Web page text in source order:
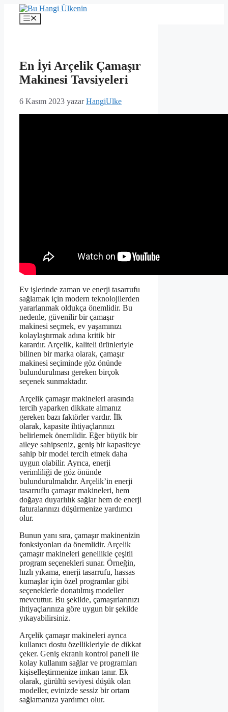
İçeriğe
Menü
En İyi Arçelik Çamaşır
Makinesi Tavsiyeleri
6 Kasım 2023 yazarHangiUlke
Ev işlerinde zaman ve enerji tasarrufu
sağlamak için modern teknolojilerden
yararlanmak oldukça önemlidir. Bu
nedenle, güvenilir bir çamaşır
makinesi seçmek, ev yaşamınızı
kolaylaştırmak adına kritik bir
karardır. Arçelik, kaliteli ürünleriyle
bilinen bir marka olarak, çamaşır
makinesi seçiminde göz önünde
bulundurulması gereken birçok
seçenek sunmaktadır.
Arçelik çamaşır makineleri arasında
tercih yaparken dikkate almanız
gereken bazı faktörler vardır. İlk
olarak, kapasite ihtiyaçlarınızı
belirlemek önemlidir. Eğer büyük bir
aileye sahipseniz, geniş bir kapasiteye
sahip bir model tercih etmek daha
uygun olabilir. Ayrıca, enerji
verimliliği de göz önünde
bulundurulmalıdır. Arçelik’in enerji
tasarruflu çamaşır makineleri, hem
doğaya duyarlılık sağlar hem de enerji
faturalarınızı düşürmenize yardımcı
olur.
Bunun yanı sıra, çamaşır makinenizin
fonksiyonları da önemlidir. Arçelik
çamaşır makineleri genellikle çeşitli
program seçenekleri sunar. Örneğin,
hızlı yıkama, enerji tasarrufu, hassas
kumaşlar için özel programlar gibi
seçeneklerle donatılmış modeller
mevcuttur. Bu şekilde, çamaşırlarınızı
ihtiyaçlarınıza göre uygun bir şekilde
yıkayabilirsiniz.
Arçelik çamaşır makineleri ayrıca
kullanıcı dostu özellikleriyle de dikkat
çeker. Geniş ekranlı kontrol paneli ile
kolay kullanım sağlar ve programları
kişiselleştirmenize imkan tanır. Ek
olarak, gürültü seviyesi düşük olan
modeller, evinizde sessiz bir ortam
sağlamanıza yardımcı olur.